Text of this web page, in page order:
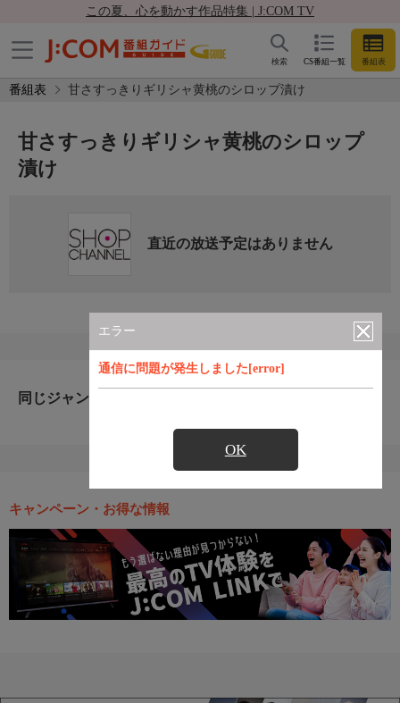
この夏、心を動かす作品特集 | J:COM TV
CS番組一覧 番組表
検索
番組表 甘さすっきりギリシャ黄桃のシロップ漬け
エラー
通信に問題が発生しました[error]
OK
甘さすっきりギリシャ黄桃のシロップ
漬け
直近の放送予定はありません
同じジャンルのおすすめ番組
キャンペーン・お得な情報